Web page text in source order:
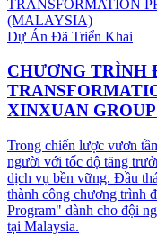
Dự Án Đã Triển Khai
CHƯƠNG TRÌNH
XINXUAN
Trong chiến lược vươn
người với tốc độ tăng
dịch vụ bền vững. Đầu
thành công chương trình
Program" dành cho đội
tại Malaysia.